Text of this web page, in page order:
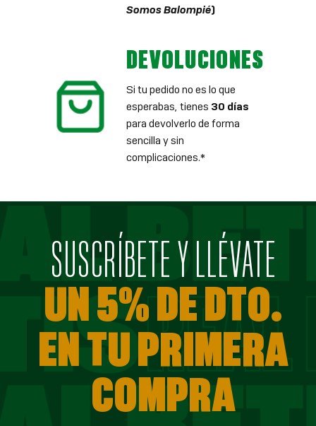
Somos Balompié)
DEVOLUCIONES
Si tu pedido no es lo que
esperabas, tienes 30 días
para devolverlo de forma
sencilla y sin
complicaciones.*
SUSCRÍBETE Y LLÉVATE
UN 5% DE DTO.
EN TU PRIMERA
COMPRA